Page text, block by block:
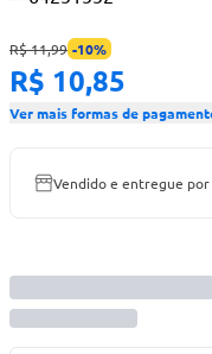
R$ 11,99 -10%
R$ 10,85
Ver mais formas de
Vendido e entregue por